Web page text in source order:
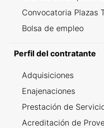
Convocatoria Plazas
Bolsa de empleo
Perfil del contratante
Adquisiciones
Enajenaciones
Prestación de
Acreditación de